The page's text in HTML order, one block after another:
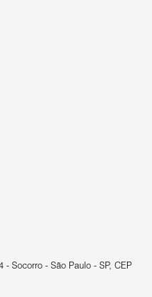
Socorro - São Paulo - SP, CEP